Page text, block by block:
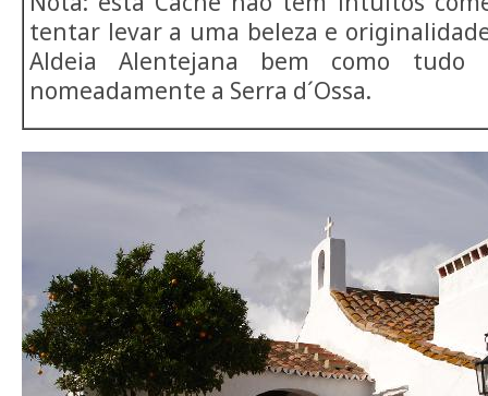
tentar levar a uma beleza e
Aldeia Alentejana bem como
nomeadamente a Serra d´Ossa.